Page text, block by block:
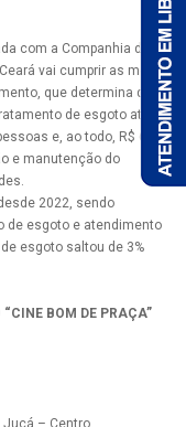
com a Companhia de
vai cumprir as metas
que determina que
de esgoto até o
e, ao todo, R$ 6,2
e manutenção do
2022, sendo
de esgoto e atendimento
esgoto saltou de 3%
BOM DE PRAÇA”
– Centro.